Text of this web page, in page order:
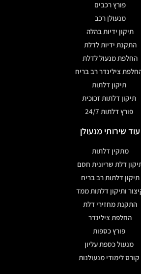
מדיניות הפרטיות
השירותים שלנו
פורץ רכבים
תיקון ידיות בהלה
התקנת ידיות לדלת
החלפת מנעול לדלת
החלפת צילינדר רב בריח
תיקון דלתות זכוכית
פורץ דלתות 24/7
עוד שירותי מנעולן
מתקין דלתות
תיקון דלתות רב בריח
קיצור ותיקון דלתות ממד
התקנת מחזירי דלת